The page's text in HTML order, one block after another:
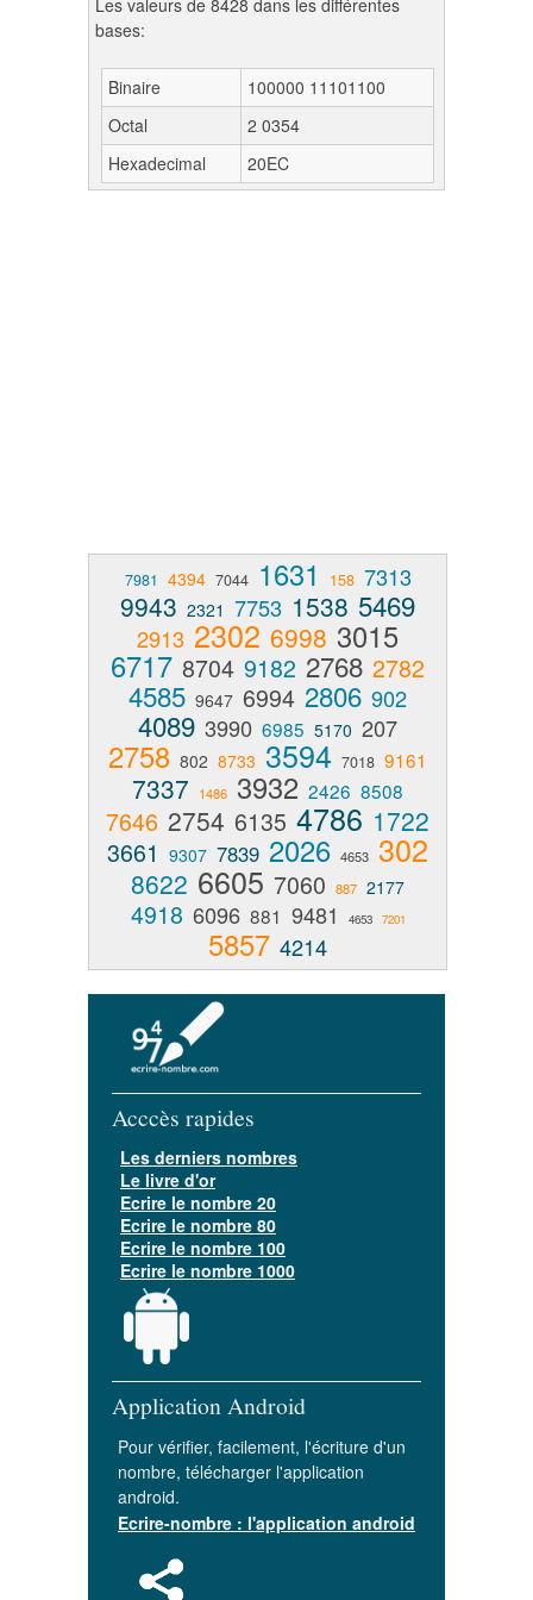
Les valeurs de 8428 dans les différentes
bases:
Binaire
100000 11101100
Octal
2 0354
Hexadecimal
20EC
7981 4394 7044 1631 158 7313
9943 2321 7753 1538 5469
2913 2302 6998 3015
6717 8704 9182 2768 2782
4585 9647 6994 2806 902
4089 3990 6985 5170 207
2758 802 8733 3594 7018 9161
7337 1486 3932 2426 8508
7646 2754 6135 4786 1722
3661 9307 7839 2026 4653 302
8622 6605 7060 887 2177
4918 6096 881 9481 4653 7201
5857 4214
Acccès rapides
Les derniers nombres
Le livre d'or
Ecrire le nombre 20
Ecrire le nombre 80
Ecrire le nombre 100
Ecrire le nombre 1000
Application Android
Pour vérifier, facilement, l'écriture d'un
nombre, télécharger l'application
android.
Ecrire-nombre : l'application android